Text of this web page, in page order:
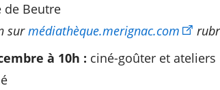
de Beutre
surmédiathèque.merignac.com
à 10h : ciné-goûter et ateliers